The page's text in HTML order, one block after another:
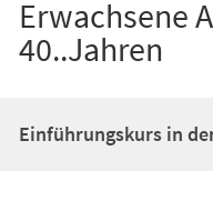
Erwachsene
40..Jahren
Einführungskurs in